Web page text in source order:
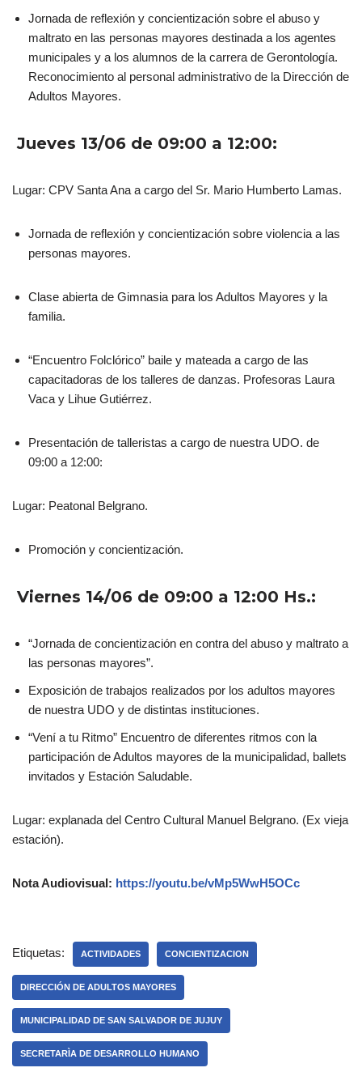
Jornada de reflexión y concientización sobre el abuso y
maltrato en las personas mayores destinada a los agentes
municipales y a los alumnos de la carrera de Gerontología.
Reconocimiento al personal administrativo de la Dirección de
Adultos Mayores.
Jueves 13/06 de 09:00 a 12:00:
Lugar: CPV Santa Ana a cargo del Sr. Mario Humberto Lamas.
Jornada de reflexión y concientización sobre violencia a las
personas mayores.
Clase abierta de Gimnasia para los Adultos Mayores y la
familia.
“Encuentro Folclórico” baile y mateada a cargo de las
capacitadoras de los talleres de danzas. Profesoras Laura
Vaca y Lihue Gutiérrez.
Presentación de talleristas a cargo de nuestra UDO. de
09:00 a 12:00:
Lugar: Peatonal Belgrano.
Promoción y concientización.
Viernes 14/06 de 09:00 a 12:00 Hs.:
“Jornada de concientización en contra del abuso y maltrato a
las personas mayores”.
Exposición de trabajos realizados por los adultos mayores
de nuestra UDO y de distintas instituciones.
“Vení a tu Ritmo” Encuentro de diferentes ritmos con la
participación de Adultos mayores de la municipalidad, ballets
invitados y Estación Saludable.
Lugar: explanada del Centro Cultural Manuel Belgrano. (Ex vieja
estación).
Nota Audiovisual: https://youtu.be/vMp5WwH5OCc
Etiquetas: ACTIVIDADES CONCIENTIZACION
DIRECCIÓN DE ADULTOS MAYORES
MUNICIPALIDAD DE SAN SALVADOR DE JUJUY
SECRETARÌA DE DESARROLLO HUMANO